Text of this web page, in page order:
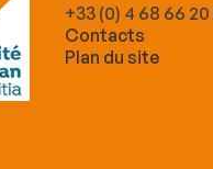
+33 (0) 4 68 66
Contacts
Plan du site